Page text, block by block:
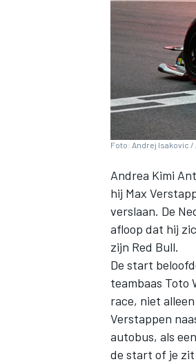
WEC
Foto: Andrej Isakovic /
Andrea Kimi
hij Max
verslaan. De
afloop dat hij
zijn Red Bull.
De start
teambaas Toto
race, niet
Verstappen
autobus, als
de start of je zit